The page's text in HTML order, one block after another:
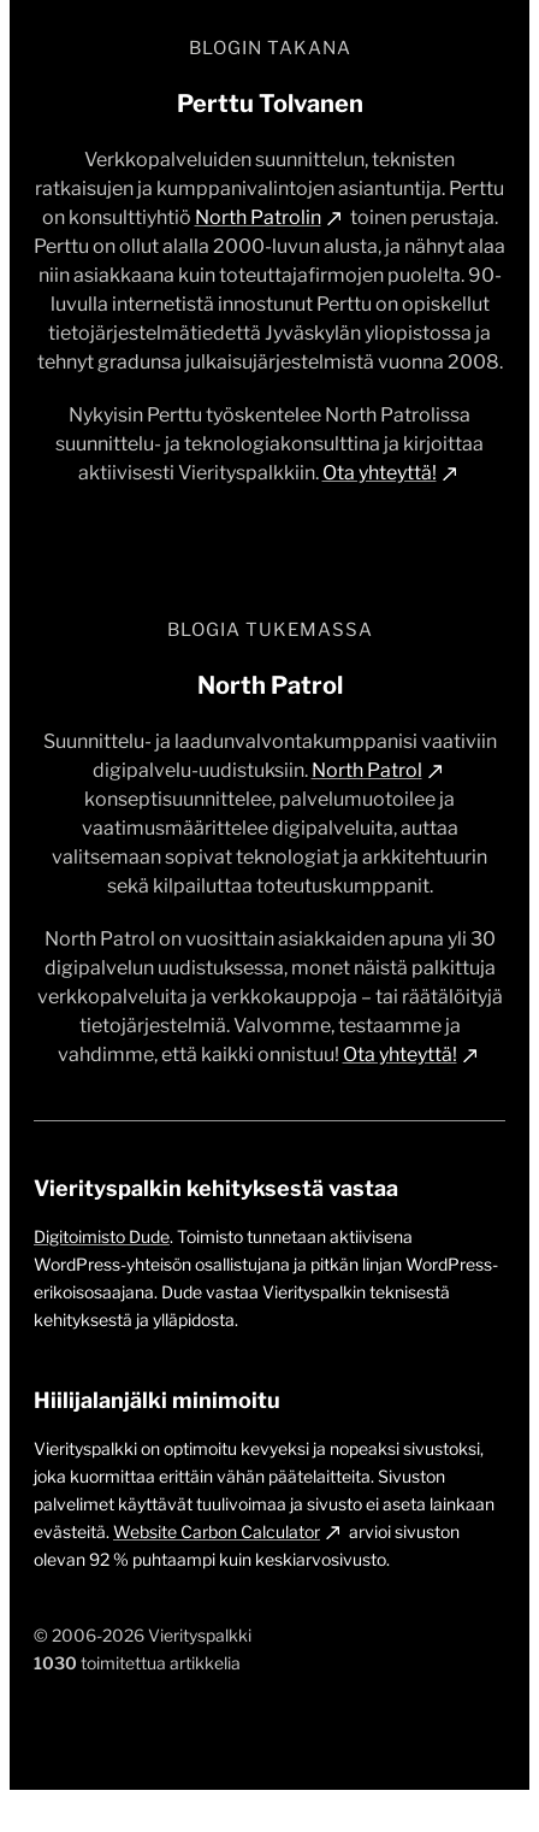
BLOGIN TAKANA
Perttu Tolvanen
Verkkopalveluiden suunnittelun, teknisten
ratkaisujen ja kumppanivalintojen asiantuntija. Perttu
on konsulttiyhtiö North Patrolin
toinen perustaja.
Perttu on ollut alalla 2000-luvun alusta, ja nähnyt alaa
niin asiakkaana kuin toteuttajafirmojen puolelta. 90-
luvulla internetistä innostunut Perttu on opiskellut
tietojärjestelmätiedettä Jyväskylän yliopistossa ja
tehnyt gradunsa julkaisujärjestelmistä vuonna 2008.
Nykyisin Perttu työskentelee North Patrolissa
suunnittelu- ja teknologiakonsulttina ja kirjoittaa
aktiivisesti Vierityspalkkiin. Ota yhteyttä!
BLOGIA TUKEMASSA
North Patrol
Suunnittelu- ja laadunvalvontakumppanisi vaativiin
digipalvelu-uudistuksiin. North Patrol
konseptisuunnittelee, palvelumuotoilee ja
vaatimusmäärittelee digipalveluita, auttaa
valitsemaan sopivat teknologiat ja arkkitehtuurin
sekä kilpailuttaa toteutuskumppanit.
North Patrol on vuosittain asiakkaiden apuna yli 30
digipalvelun uudistuksessa, monet näistä palkittuja
verkkopalveluita ja verkkokauppoja – tai räätälöityjä
tietojärjestelmiä. Valvomme, testaamme ja
vahdimme, että kaikki onnistuu! Ota yhteyttä!
© 2006-2026 Vierityspalkki
1030 toimitettua artikkelia
Vierityspalkin kehityksestä vastaa
Digitoimisto Dude. Toimisto tunnetaan aktiivisena
WordPress-yhteisön osallistujana ja pitkän linjan WordPress-
erikoisosaajana. Dude vastaa Vierityspalkin teknisestä
kehityksestä ja ylläpidosta.
Hiilijalanjälki minimoitu
Vierityspalkki on optimoitu kevyeksi ja nopeaksi sivustoksi,
joka kuormittaa erittäin vähän päätelaitteita. Sivuston
palvelimet käyttävät tuulivoimaa ja sivusto ei aseta lainkaan
evästeitä. Website Carbon Calculator
arvioi sivuston
olevan 92 % puhtaampi kuin keskiarvosivusto.